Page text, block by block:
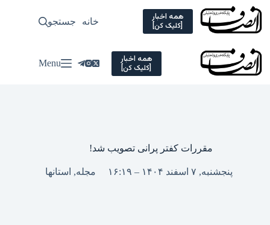
Skip
content
همه اخبار
[کلیک کن] خانه سیاسی
جستجو
همه اخبار
[کلیک کن] Menu
مقررات کفتر پرانی تصویب شد!
پنجشنبه, ۷ اسفند ۱۴۰۴ – ۱۶:۱۹ مجله, استانها